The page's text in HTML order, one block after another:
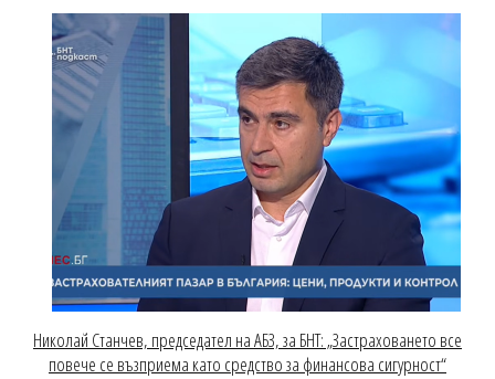
Николай Станчев, председател на АБЗ, за БНТ: „Застраховането все
повече се възприема като средство за финансова сигурност“